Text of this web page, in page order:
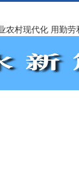
农村现代化 用勤